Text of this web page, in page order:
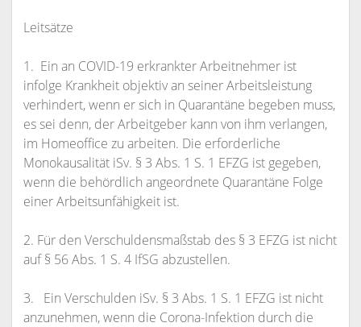
Leitsätze
1. Ein an COVID-19 erkrankter Arbeitnehmer ist
infolge Krankheit objektiv an seiner Arbeitsleistung
verhindert, wenn er sich in Quarantäne begeben muss,
es sei denn, der Arbeitgeber kann von ihm verlangen,
im Homeoffice zu arbeiten. Die erforderliche
Monokausalität iSv. § 3 Abs. 1 S. 1 EFZG ist gegeben,
wenn die behördlich angeordnete Quarantäne Folge
einer Arbeitsunfähigkeit ist.
2. Für den Verschuldensmaßstab des § 3 EFZG ist nicht
auf § 56 Abs. 1 S. 4 IfSG abzustellen.
3. Ein Verschulden iSv. § 3 Abs. 1 S. 1 EFZG ist nicht
anzunehmen, wenn die Corona-Infektion durch die